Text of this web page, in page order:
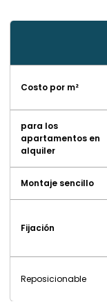
Costo por m²
para los
apartamentos en
alquiler
Montaje sencillo
Fijación
Reposicionable